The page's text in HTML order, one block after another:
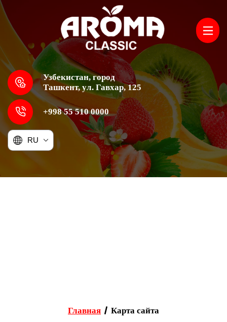
Узбекистан, город
Ташкент, ул. Гавхар, 125
RU
+998 55 510 0000
Главная / Карта сайта